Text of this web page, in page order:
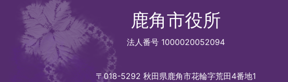
鹿角市役所
法人番号 1000020052094
〒018-5292 秋田県鹿角市花輪字荒田4番地1